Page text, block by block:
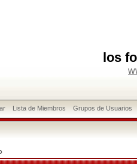
los
Lista de Miembros Grupos de Usuarios